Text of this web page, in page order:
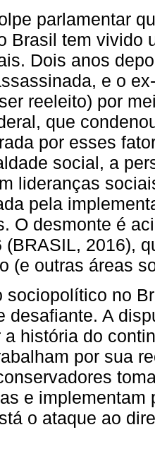
parlamentar
Brasil tem vivido
Dois anos
e o
reeleito) por
que
por esses
social, a
lideranças
pela
O desmonte é
(BRASIL, 2016),
(e outras áreas
sociopolítico no
desafiante. A
a história do
por sua
e
o ataque ao